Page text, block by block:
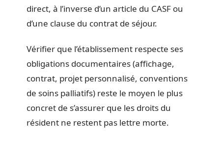
direct, à l’inverse d’un article du CASF ou
d’une clause du contrat de séjour.
Vérifier que l’établissement respecte ses
obligations documentaires (affichage,
contrat, projet personnalisé, conventions
de soins palliatifs) reste le moyen le plus
concret de s’assurer que les droits du
résident ne restent pas lettre morte.